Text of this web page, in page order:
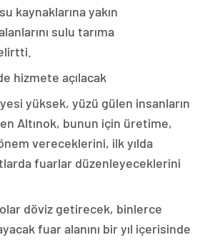
kaynaklarına yakın
sulu tarıma
hizmete açılacak
yüksek, yüzü gülen insanların
Altınok, bunun için üretime,
vereceklerini, ilk yılda
fuarlar düzenleyeceklerini
döviz getirecek, binlerce
fuar alanını bir yıl içerisinde